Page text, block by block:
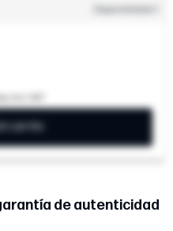
Incl. VAT
carrito
de autenticidad